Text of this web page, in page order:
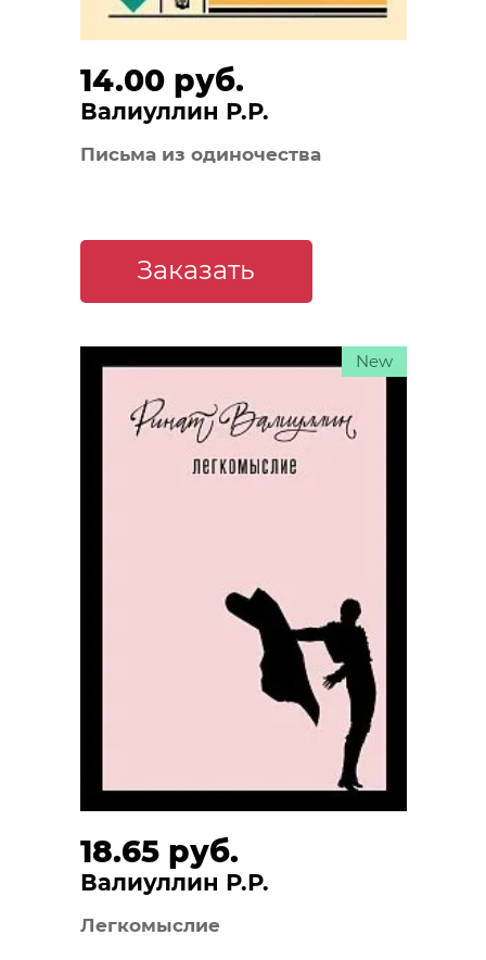
14.00 руб.
Валиуллин Р.Р.
Письма из одиночества
Заказать
18.65 руб.
Валиуллин Р.Р.
Легкомыслие
New